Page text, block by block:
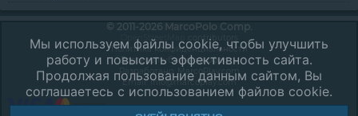
© 2011-2026 MarcoPolo Comp.
OpenStreetMap
contributors
Политика конфиденциальности
Договор публичной оферты
Разработано: MarcoPlay.com
Email: info@marcoplay.com
Мы используем файлы cookie, чтобы улучшить
работу и повысить эффективность сайта.
Продолжая пользование данным сайтом, Вы
соглашаетесь с использованием файлов cookie.